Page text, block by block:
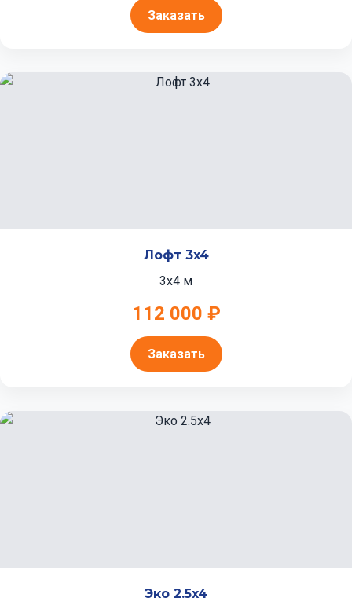
Заказать
Лофт 3x4
3x4 м
112 000 ₽
Заказать
Эко 2.5x4